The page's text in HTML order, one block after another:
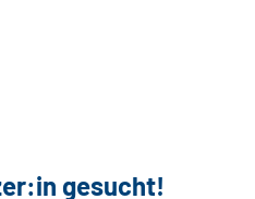
gesucht!